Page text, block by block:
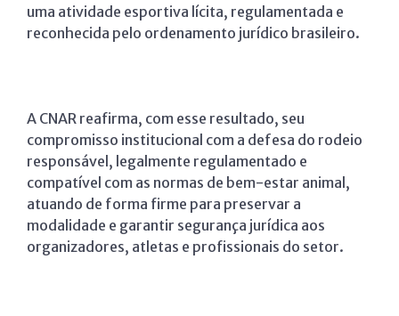
uma atividade esportiva lícita, regulamentada e
reconhecida pelo ordenamento jurídico brasileiro.
A CNAR reafirma, com esse resultado, seu
compromisso institucional com a defesa do rodeio
responsável, legalmente regulamentado e
compatível com as normas de bem-estar animal,
atuando de forma firme para preservar a
modalidade e garantir segurança jurídica aos
organizadores, atletas e profissionais do setor.